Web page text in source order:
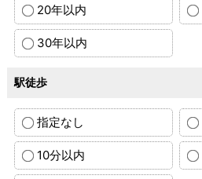
20年以内
30年以内
駅徒歩
指定なし
10分以内